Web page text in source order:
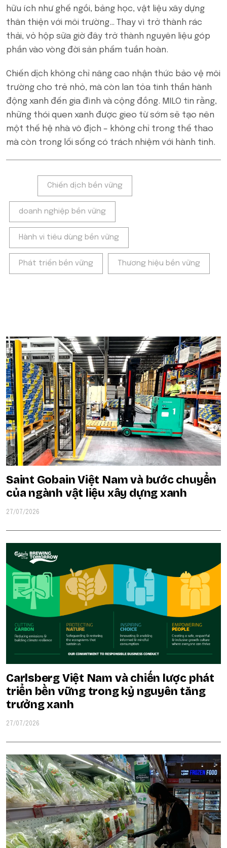
hữu ích như ghế ngồi, bảng học, vật liệu xây dựng
thân thiện với môi trường… Thay vì trở thành rác
thải, vỏ hộp sữa giờ đây trở thành nguyên liệu góp
phần vào vòng đời sản phẩm tuần hoàn.
Chiến dịch không chỉ nâng cao nhận thức bảo vệ môi
trường cho trẻ nhỏ, mà còn lan tỏa tinh thần hành
động xanh đến gia đình và cộng đồng. MILO tin rằng,
những thói quen xanh được gieo từ sớm sẽ tạo nên
một thế hệ nhà vô địch – không chỉ trong thể thao
mà còn trong lối sống có trách nhiệm với hành tinh.
Chiến dịch bền vững
doanh nghiệp bền vững
Hành vi tiêu dùng bền vững
Phát triển bền vững Thương hiệu bền vững
Saint Gobain Việt Nam và bước chuyển
của ngành vật liệu xây dựng xanh
27/07/2026
Carlsberg Việt Nam và chiến lược phát
triển bền vững trong kỷ nguyên tăng
trưởng xanh
27/07/2026